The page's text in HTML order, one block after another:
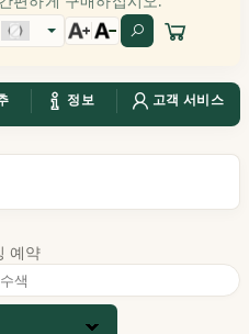
정보 고객 서비스
예약